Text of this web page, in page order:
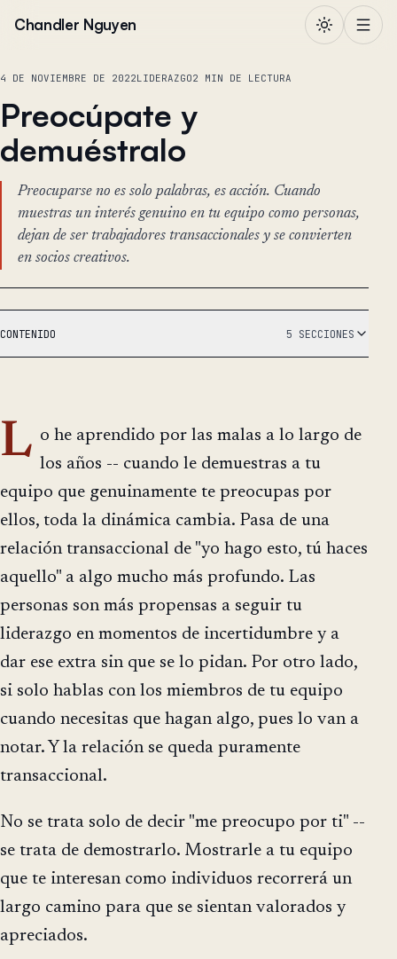
Chandler Nguyen
4 DE NOVIEMBRE DE 2022LIDERAZGO2 MIN DE LECTURA
Preocúpate y
demuéstralo
Preocuparse no es solo palabras, es acción. Cuando
muestras un interés genuino en tu equipo como personas,
dejan de ser trabajadores transaccionales y se convierten
en socios creativos.
CONTENIDO 5 SECCIONES
L o he aprendido por las malas a lo largo de
los años -- cuando le demuestras a tu
equipo que genuinamente te preocupas por
ellos, toda la dinámica cambia. Pasa de una
relación transaccional de "yo hago esto, tú haces
aquello" a algo mucho más profundo. Las
personas son más propensas a seguir tu
liderazgo en momentos de incertidumbre y a
dar ese extra sin que se lo pidan. Por otro lado,
si solo hablas con los miembros de tu equipo
cuando necesitas que hagan algo, pues lo van a
notar. Y la relación se queda puramente
transaccional.
No se trata solo de decir "me preocupo por ti" --
se trata de demostrarlo. Mostrarle a tu equipo
que te interesan como individuos recorrerá un
largo camino para que se sientan valorados y
apreciados.